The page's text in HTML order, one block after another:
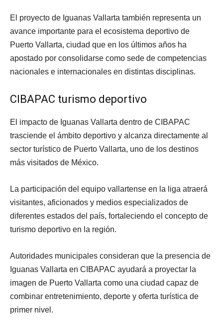
El proyecto de Iguanas Vallarta también representa un
avance importante para el ecosistema deportivo de
Puerto Vallarta, ciudad que en los últimos años ha
apostado por consolidarse como sede de competencias
nacionales e internacionales en distintas disciplinas.
CIBAPAC turismo deportivo
El impacto de Iguanas Vallarta dentro de CIBAPAC
trasciende el ámbito deportivo y alcanza directamente al
sector turístico de Puerto Vallarta, uno de los destinos
más visitados de México.
La participación del equipo vallartense en la liga atraerá
visitantes, aficionados y medios especializados de
diferentes estados del país, fortaleciendo el concepto de
turismo deportivo en la región.
Autoridades municipales consideran que la presencia de
Iguanas Vallarta en CIBAPAC ayudará a proyectar la
imagen de Puerto Vallarta como una ciudad capaz de
combinar entretenimiento, deporte y oferta turística de
primer nivel.